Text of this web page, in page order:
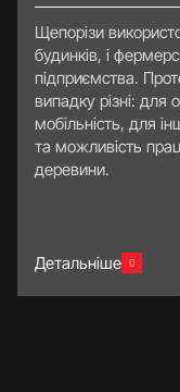
Щепорізи
будинків, і
підприємства.
випадку різні: для
мобільність, для
та можливість
деревини.
Детальніше